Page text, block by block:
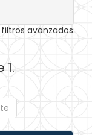
avanzados
1.